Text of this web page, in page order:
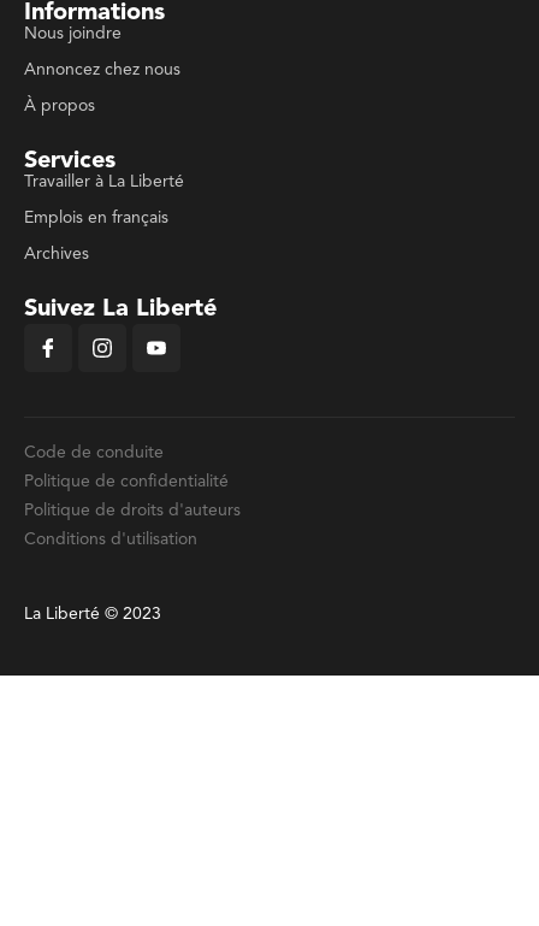
Informations
Nous joindre
Annoncez chez nous
À propos
Services
Travailler à La Liberté
Emplois en français
Archives
Suivez La Liberté
Code de conduite
Politique de confidentialité
Politique de droits d'auteurs
Conditions d'utilisation
La Liberté © 2023